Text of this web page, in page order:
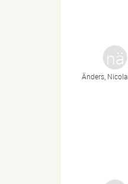
Änders, Nicola